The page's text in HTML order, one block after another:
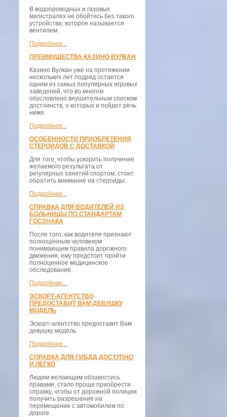
В водопроводных и газовых
магистралях не обойтись без такого
устройства, которое называется
вентилем.
Подробнее...
ПРЕИМУЩЕСТВА КАЗИНО ВУЛКАН
Казино Вулкан уже на протяжении
нескольких лет подряд остается
одним из самых популярных игровых
заведений, что во многом
обусловлено внушительным списком
достоинств, о которых и пойдет речь
ниже.
Подробнее...
ОСОБЕННОСТИ ПРИОБРЕТЕНИЯ
СТЕРОИДОВ С ДОСТАВКОЙ
Для того, чтобы ускорить получение
желаемого результата от
регулярных занятий спортом, стоит
обратить внимание на стероиды.
Подробнее...
СПРАВКА ДЛЯ ВОДИТЕЛЕЙ ИЗ
БОЛЬНИЦЫ ПО СТАНДАРТАМ
ГОСЗНАКА
После того, как водителя признают
полноценным человеком
понимающим правила дорожного
движения, ему предстоит пройти
полноценное медицинское
обследование.
Подробнее...
ЭСКОРТ-АГЕНТСТВО
ПРЕДОСТАВИТ ВАМ ДЕВУШКУ
МОДЕЛЬ
Эскорт-агентство предоставит Вам
девушку модель
Подробнее...
СПРАВКА ДЛЯ ГИБДД ДОСТУПНО
И ЛЕГКО
Людям желающим обзавестись
правами, стало проще приобрести
справку, чтобы от дорожной полиции
получить разрешение на
перемещение с автомобилем по
дороге.